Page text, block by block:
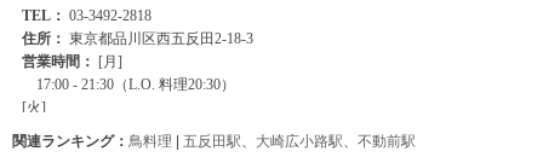
関連ランキング： 鳥料理 | 五反田駅 大崎広小路駅 不動前駅